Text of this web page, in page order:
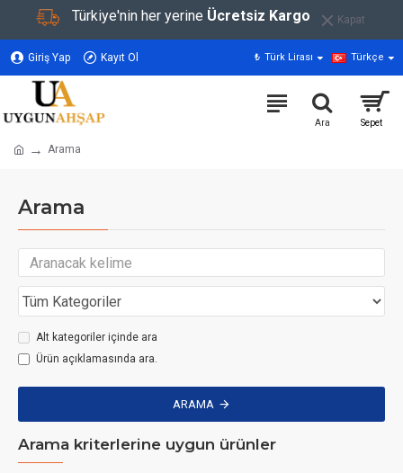
Türkiye'nin her yerine Ücretsiz Kargo Kapat
Giriş Yap Kayıt Ol ₺ Türk Lirası Türkçe
Arama
Arama
Alt kategoriler içinde ara
Ürün açıklamasında ara.
ARAMA
Arama kriterlerine uygun ürünler